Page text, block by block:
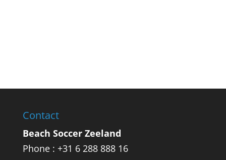
Contact
Beach Soccer Zeeland
Phone : +31 6 288 888 16